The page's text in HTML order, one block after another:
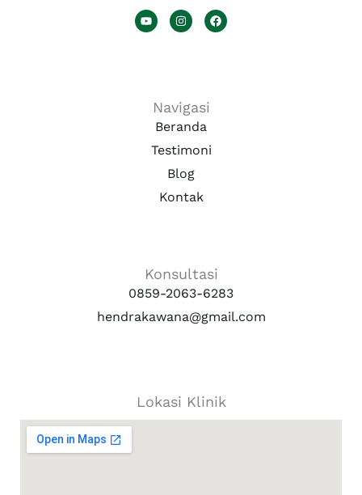
Y
o
I
n
m
F
a
Navigasi
Beranda
Testimoni
Blog
Kontak
Konsultasi
0859-2063-6283
hendrakawana@gmail.com
Lokasi Klinik